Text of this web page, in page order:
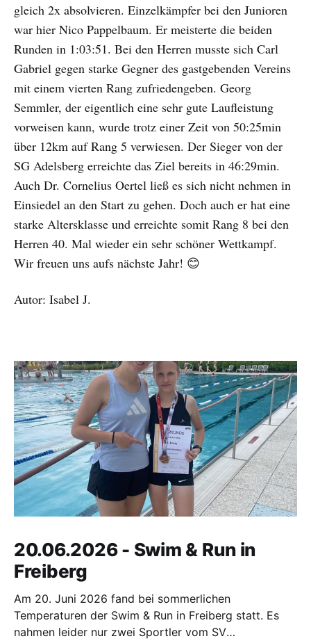
gleich 2x absolvieren. Einzelkämpfer bei den Junioren
war hier Nico Pappelbaum. Er meisterte die beiden
Runden in 1:03:51. Bei den Herren musste sich Carl
Gabriel gegen starke Gegner des gastgebenden Vereins
mit einem vierten Rang zufriedengeben. Georg
Semmler, der eigentlich eine sehr gute Laufleistung
vorweisen kann, wurde trotz einer Zeit von 50:25min
über 12km auf Rang 5 verwiesen. Der Sieger von der
SG Adelsberg erreichte das Ziel bereits in 46:29min.
Auch Dr. Cornelius Oertel ließ es sich nicht nehmen in
Einsiedel an den Start zu gehen. Doch auch er hat eine
starke Altersklasse und erreichte somit Rang 8 bei den
Herren 40. Mal wieder ein sehr schöner Wettkampf.
Wir freuen uns aufs nächste Jahr! 😊
Autor: Isabel J.
20.06.2026 - Swim & Run in
Freiberg
Am 20. Juni 2026 fand bei sommerlichen
Temperaturen der Swim & Run in Freiberg statt. Es
nahmen leider nur zwei Sportler vom SV